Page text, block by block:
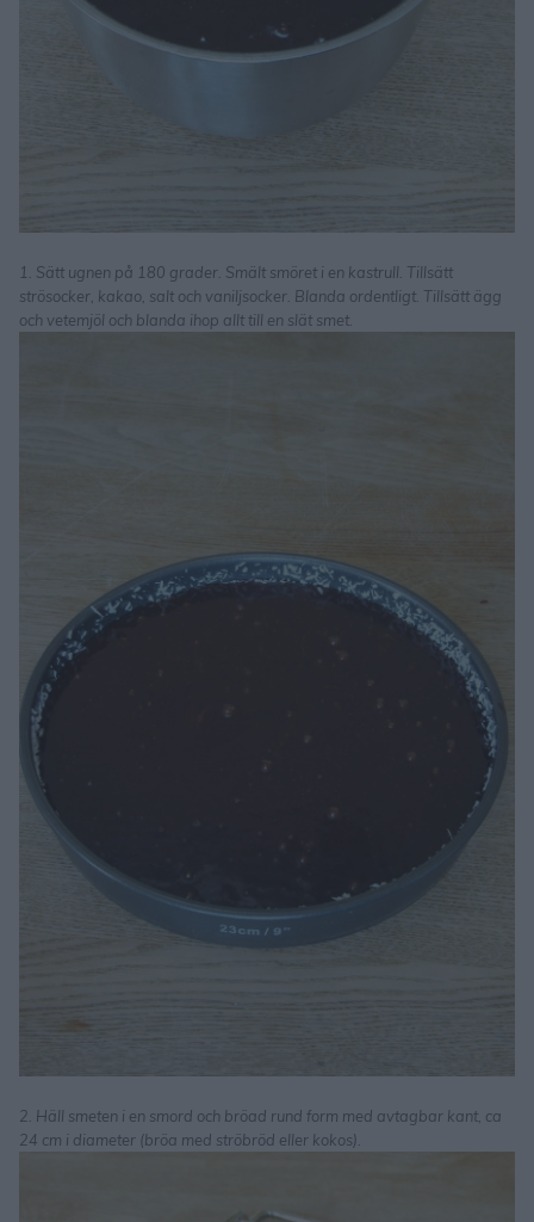
1. Sätt ugnen på 180 grader. Smält smöret i en kastrull. Tillsätt
strösocker, kakao, salt och vaniljsocker. Blanda ordentligt. Tillsätt ägg
och vetemjöl och blanda ihop allt till en slät smet.
2. Häll smeten i en smord och bröad rund form med avtagbar kant, ca
24 cm i diameter (bröa med ströbröd eller kokos).